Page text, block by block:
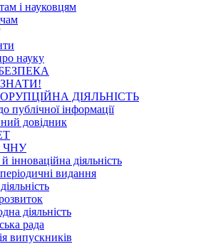
і науковцям
науку
ДІЯЛЬНІСТЬ
публічної інформації
довідник
ЧНУ
інноваційна діяльність
видання
діяльність
рада
випускників